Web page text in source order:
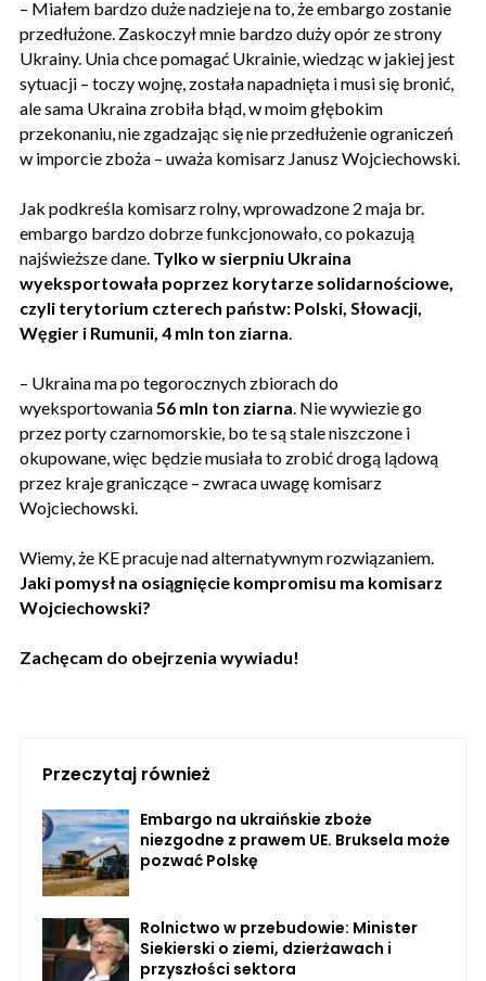
– Miałem bardzo duże nadzieje na to, że embargo zostanie
przedłużone. Zaskoczył mnie bardzo duży opór ze strony
Ukrainy. Unia chce pomagać Ukrainie, wiedząc w jakiej jest
sytuacji – toczy wojnę, została napadnięta i musi się bronić,
ale sama Ukraina zrobiła błąd, w moim głębokim
przekonaniu, nie zgadzając się nie przedłużenie ograniczeń
w imporcie zboża – uważa komisarz Janusz Wojciechowski.
Jak podkreśla komisarz rolny, wprowadzone 2 maja br.
embargo bardzo dobrze funkcjonowało, co pokazują
najświeższe dane. Tylko w sierpniu Ukraina
wyeksportowała poprzez korytarze solidarnościowe,
czyli terytorium czterech państw: Polski, Słowacji,
Węgier i Rumunii, 4 mln ton ziarna
– Ukraina ma po tegorocznych zbiorach do
wyeksportowania 56 mln ton ziarna . Nie wywiezie go
przez porty czarnomorskie, bo te są stale niszczone i
okupowane, więc będzie musiała to zrobić drogą lądową
przez kraje graniczące – zwraca uwagę komisarz
Wojciechowski.
Wiemy, że KE pracuje nad alternatywnym rozwiązaniem.
Jaki pomysł na osiągnięcie kompromisu ma komisarz
Wojciechowski?
Zachęcam do obejrzenia wywiadu!
Przeczytaj również
Embargo na ukraińskie zboże
niezgodne z prawem UE. Bruksela może
pozwać Polskę
Rolnictwo w przebudowie: Minister
Siekierski o ziemi, dzierżawach i
przyszłości sektora